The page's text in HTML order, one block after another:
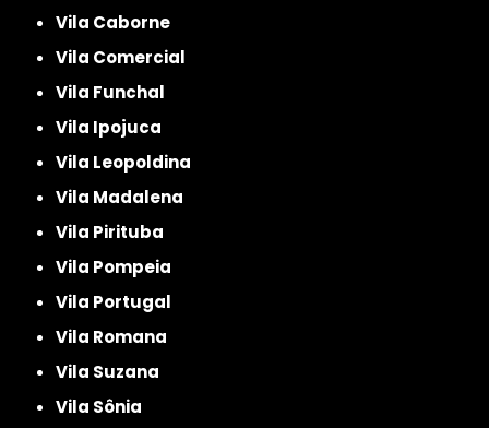
Vila Caborne
Vila Comercial
Vila Funchal
Vila Ipojuca
Vila Leopoldina
Vila Madalena
Vila Pirituba
Vila Pompeia
Vila Portugal
Vila Romana
Vila Suzana
Vila Sônia